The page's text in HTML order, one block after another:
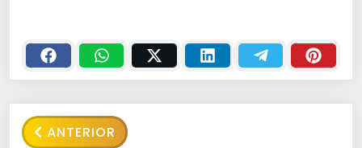
ANTERIOR